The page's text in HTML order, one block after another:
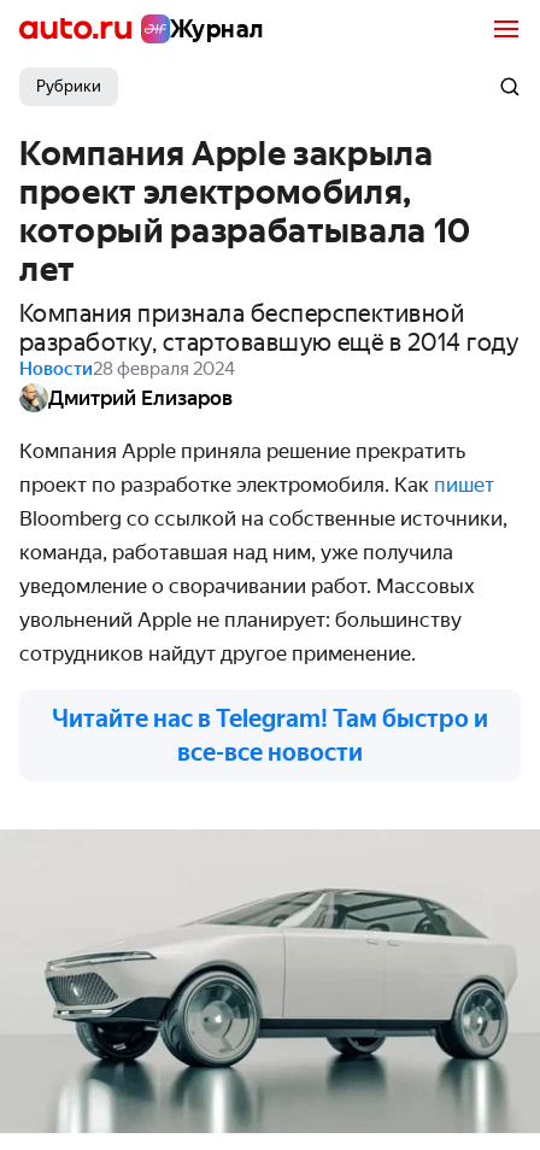
Журнал
Рубрики
Компания Apple закрыла
проект электромобиля,
который разрабатывала 10
лет
Компания признала бесперспективной
разработку, стартовавшую ещё в 2014 году
Новости28 февраля 2024
Дмитрий Елизаров
Компания Apple приняла решение прекратить
проект по разработке электромобиля. Как пишет
Bloomberg со ссылкой на собственные источники,
команда, работавшая над ним, уже получила
уведомление о сворачивании работ. Массовых
увольнений Apple не планирует: большинству
сотрудников найдут другое применение.
Читайте нас в Telegram! Там быстро и
все-все новости